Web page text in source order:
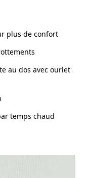
plus de confort
au dos avec ourlet
temps chaud